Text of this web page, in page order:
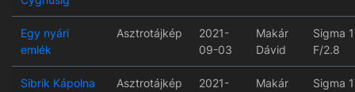
Egy nyári
emlék
Asztrotájkép
2021-
09-03
Makár
Dávid
Sigma
F/2.8
Sibrik Kápolna
Asztrotájkép
2021-
Makár
Sigma